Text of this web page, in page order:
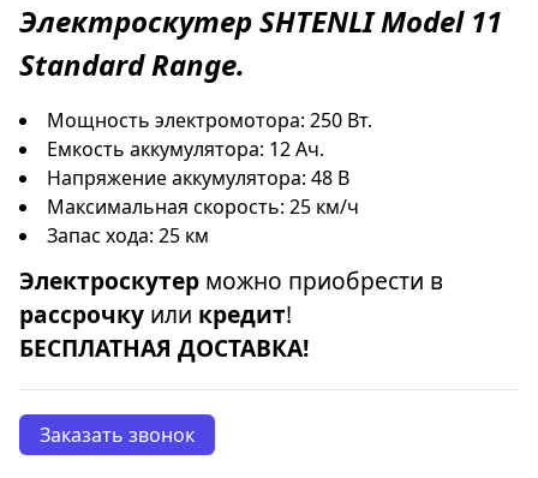
ЭлектроскутерSHTENLIModel 11
Standard Range.
Мощность электромотора: 250 Вт.
Емкость аккумулятора: 12 Ач.
Напряжение аккумулятора: 48 В
Максимальная скорость: 25 км/ч
Запас хода: 25 км
Электроскутер можно приобрести в
рассрочку или кредит!
БЕСПЛАТНАЯ ДОСТАВКА!
Заказать звонок